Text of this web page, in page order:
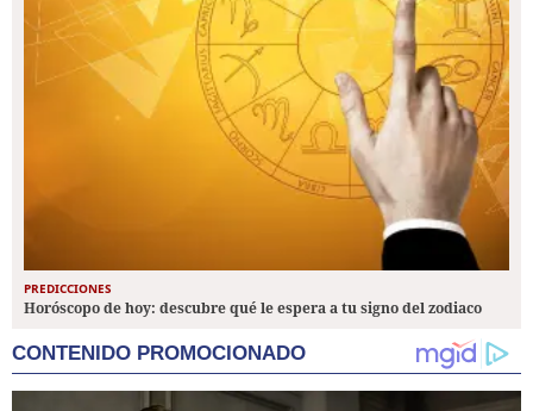
PREDICCIONES
Horóscopo de hoy: descubre qué le espera a tu signo del zodiaco
CONTENIDO PROMOCIONADO